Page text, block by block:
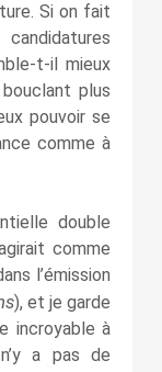
Si on fait
t-il mieux
plus
pouvoir se
comme à
double
comme
l’émission
), et je garde
incroyable à
a pas de